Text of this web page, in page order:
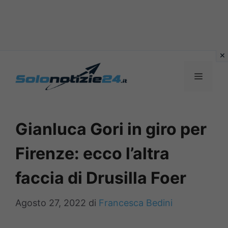
MENU
Gianluca Gori in giro per
Firenze: ecco l’altra
faccia di Drusilla Foer
Agosto 27, 2022 di Francesca Bedini